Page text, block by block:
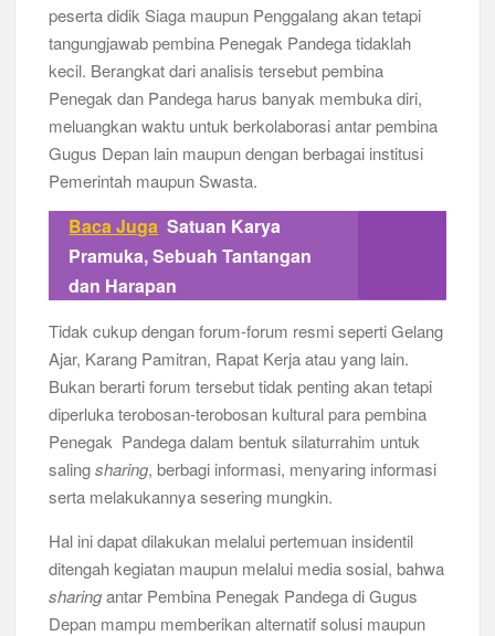
peserta didik Siaga maupun Penggalang akan tetapi
tangungjawab pembina Penegak Pandega tidaklah
kecil. Berangkat dari analisis tersebut pembina
Penegak dan Pandega harus banyak membuka diri,
meluangkan waktu untuk berkolaborasi antar pembina
Gugus Depan lain maupun dengan berbagai institusi
Pemerintah maupun Swasta.
Baca Juga Satuan Karya
Pramuka, Sebuah Tantangan
dan Harapan
Tidak cukup dengan forum-forum resmi seperti Gelang
Ajar, Karang Pamitran, Rapat Kerja atau yang lain.
Bukan berarti forum tersebut tidak penting akan tetapi
diperluka terobosan-terobosan kultural para pembina
Penegak Pandega dalam bentuk silaturrahim untuk
salingsharing, berbagi informasi, menyaring informasi
serta melakukannya sesering mungkin.
Hal ini dapat dilakukan melalui pertemuan insidentil
ditengah kegiatan maupun melalui media sosial, bahwa
sharingantar Pembina Penegak Pandega di Gugus
Depan mampu memberikan alternatif solusi maupun